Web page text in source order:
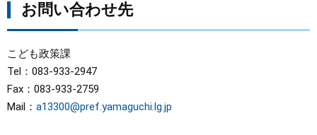
お問い合わせ先
こども政策課
Tel：083-933-2947
Fax：083-933-2759
Mail： a13300@pref.yamaguchi.lg.jp